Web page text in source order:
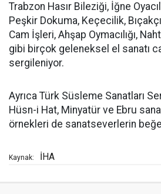
Trabzon Hasır Bileziği, İğne
Peşkir Dokuma, Keçecilik,
Cam İşleri, Ahşap Oymacılığı,
gibi birçok geleneksel el sanatı
sergileniyor.
Ayrıca Türk Süsleme Sanatları
Hüsn-i Hat, Minyatür ve Ebru
örnekleri de sanatseverlerin
Kaynak: İHA